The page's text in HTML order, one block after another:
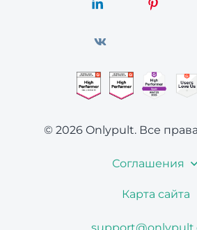
© 2026 Onlypult. Все
Соглашения
Карта сайта